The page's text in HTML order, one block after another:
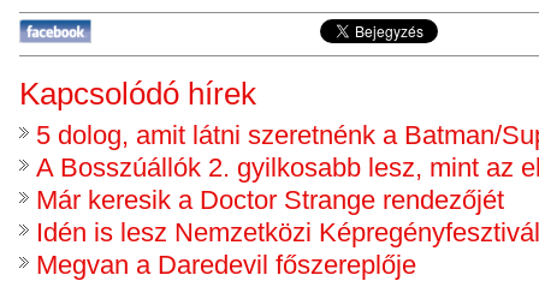
Kapcsolódó hírek
5 dolog, amit látni szeretnénk a Batman/
A Bosszúállók 2. gyilkosabb lesz, mint az
Már keresik a Doctor Strange rendezőjét
Idén is lesz Nemzetközi
Megvan a Daredevil főszereplője